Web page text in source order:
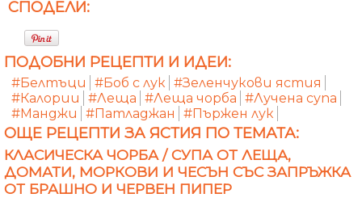
СПОДЕЛИ:
ПОДОБНИ РЕЦЕПТИ И ИДЕИ:
#Белтъци #Боб с лук #Зеленчукови ястия
#Калории
#Леща #Леща чорба #Лучена супа
#Манджи
#Патладжан #Пържен лук
ОЩЕ РЕЦЕПТИ ЗА ЯСТИЯ ПО ТЕМАТА:
КЛАСИЧЕСКА ЧОРБА / СУПА ОТ ЛЕЩА,
ДОМАТИ, МОРКОВИ И ЧЕСЪН СЪС ЗАПРЪЖКА
ОТ БРАШНО И ЧЕРВЕН ПИПЕР